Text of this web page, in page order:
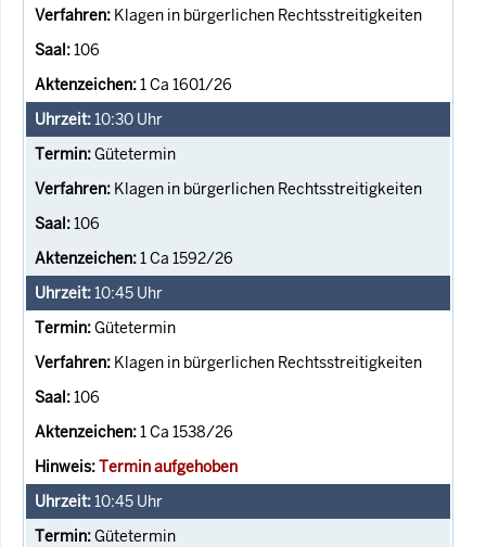
Klagen in bürgerlichen Rechtsstreitigkeiten
106
1 Ca 1601/26
10:30 Uhr
Gütetermin
Klagen in bürgerlichen Rechtsstreitigkeiten
106
1 Ca 1592/26
10:45 Uhr
Gütetermin
Klagen in bürgerlichen Rechtsstreitigkeiten
106
1 Ca 1538/26
Termin aufgehoben
10:45 Uhr
Gütetermin